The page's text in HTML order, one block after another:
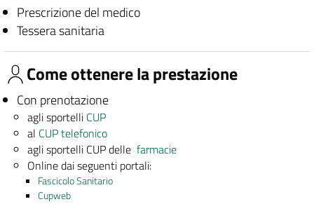
Prescrizione del medico
Tessera sanitaria
Come ottenere la prestazione
Con prenotazione
agli sportelli CUP
al CUP telefonico
agli sportelli CUP dellefarmacie
Online dai seguenti portali:
Fascicolo Sanitario
Cupweb